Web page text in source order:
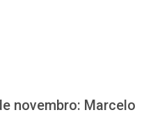
novembro: Marcelo